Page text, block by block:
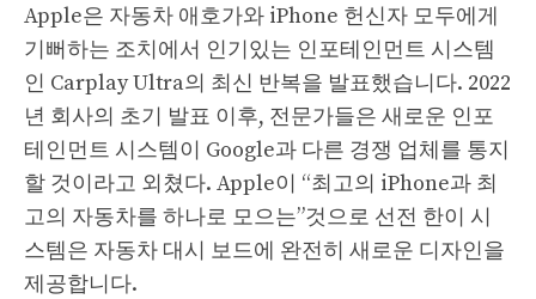
Apple은 자동차 애호가와 iPhone 헌신자 모두에게
기뻐하는 조치에서 인기있는 인포테인먼트 시스템
인 Carplay Ultra의 최신 반복을 발표했습니다. 2022
년 회사의 초기 발표 이후, 전문가들은 새로운 인포
테인먼트 시스템이 Google과 다른 경쟁 업체를 통지
할 것이라고 외쳤다. Apple이 “최고의 iPhone과 최
고의 자동차를 하나로 모으는”것으로 선전 한이 시
스템은 자동차 대시 보드에 완전히 새로운 디자인을
제공합니다.